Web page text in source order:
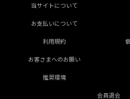
当サイトについて
お支払いについて
利用規約
お客さまへのお願い
推奨環境
会員退会